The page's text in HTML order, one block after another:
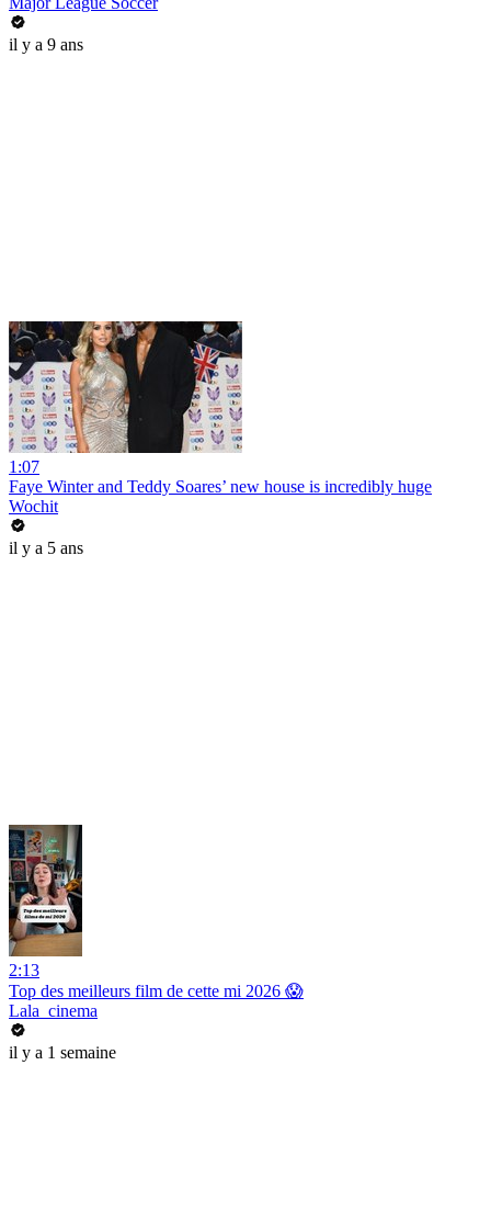
il y a 9 ans
1:07
Faye Winter and Teddy Soares’ new house is incredibly huge
Wochit
il y a 5 ans
2:13
Top des meilleurs film de cette mi 2026 😱
Lala_cinema
il y a 1 semaine